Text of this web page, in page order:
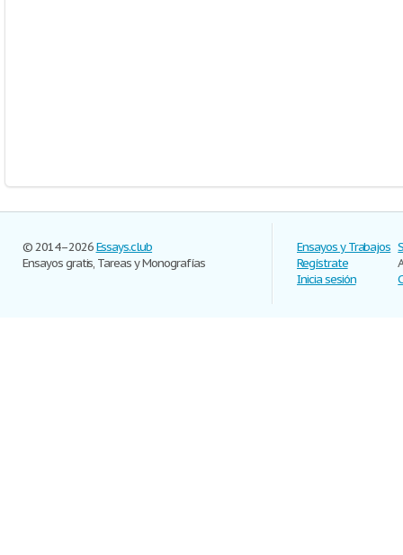
© 2014–2026Essays.club
Ensayos gratis, Tareas y Monografías
Ensayos y Trabajos
Regístrate
Inicia sesión